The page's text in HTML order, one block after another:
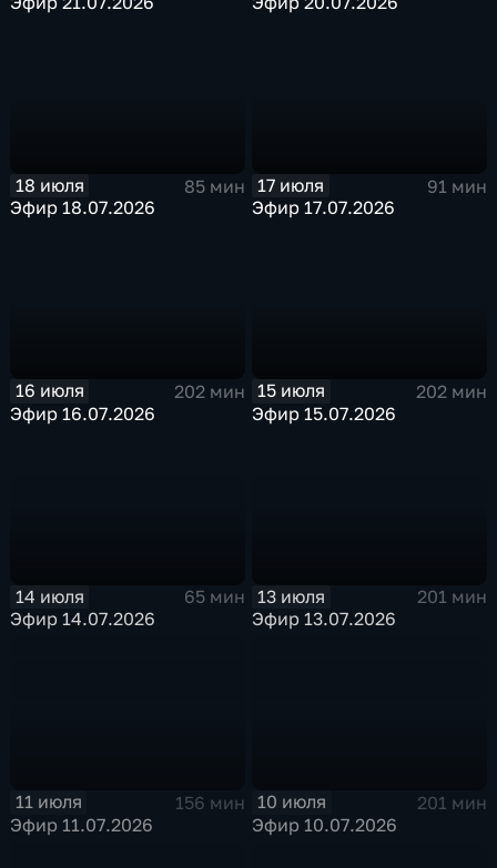
18 июля
85 мин
Эфир 18.07.2026
17 июля
91 мин
Эфир 17.07.2026
16 июля
202 мин
Эфир 16.07.2026
15 июля
202 мин
Эфир 15.07.2026
14 июля
65 мин
Эфир 14.07.2026
13 июля
201 мин
Эфир 13.07.2026
11 июля
156 мин
Эфир 11.07.2026
10 июля
201 мин
Эфир 10.07.2026